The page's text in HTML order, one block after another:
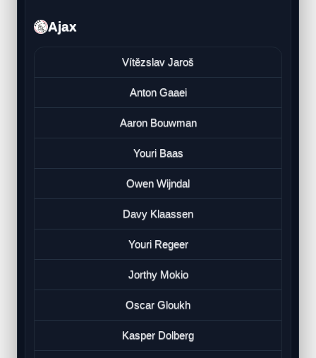
Ajax
Vítězslav Jaroš
Anton Gaaei
Aaron Bouwman
Youri Baas
Owen Wijndal
Davy Klaassen
Youri Regeer
Jorthy Mokio
Oscar Gloukh
Kasper Dolberg